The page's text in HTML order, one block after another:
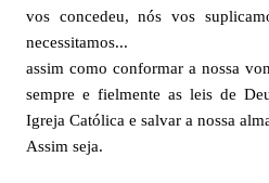
vos concedeu, nós vos
necessitamos...
assim como conformar a nossa
sempre e fielmente as leis de
Igreja Católica e salvar a nossa
Assim seja.